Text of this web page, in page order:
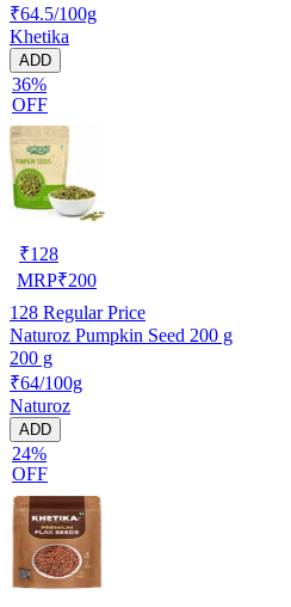
₹64.5/100g
Khetika
ADD
36%
OFF
₹128
MRP₹200
128 Regular Price
Naturoz Pumpkin Seed 200 g
200 g
₹64/100g
Naturoz
ADD
24%
OFF